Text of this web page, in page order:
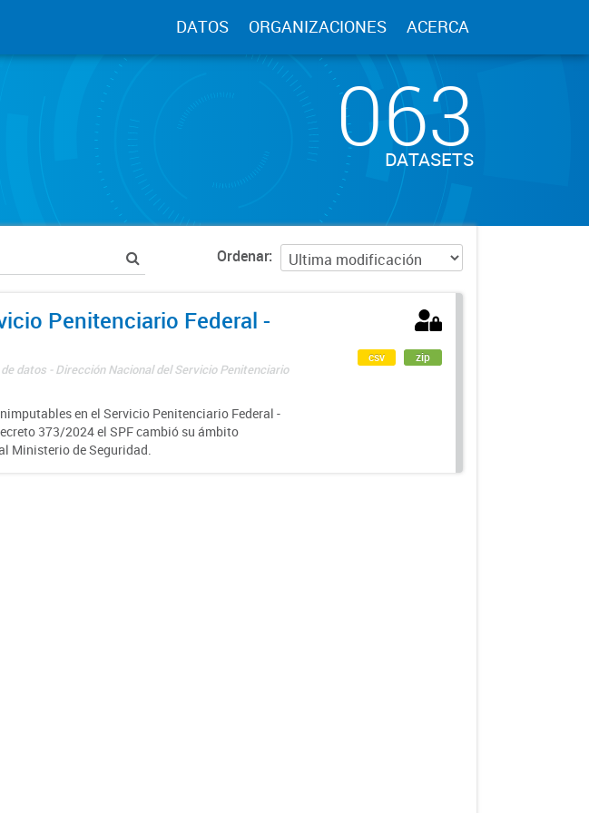
DATOS ORGANIZACIONES ACERCA
063
DATASETS
Ordenar
Penitenciario Federal -
datos - Dirección Nacional del Servicio Penitenciario
en el Servicio Penitenciario Federal -
373/2024 el SPF cambió su ámbito
Ministerio de Seguridad.
csv zip